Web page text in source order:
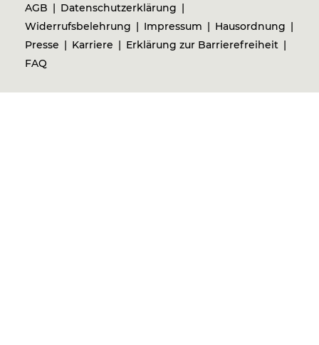
AGB
Datenschutzerklärung
Widerrufsbelehrung
Impressum
Hausordnung
Presse
Karriere
Erklärung zur Barrierefreiheit
FAQ